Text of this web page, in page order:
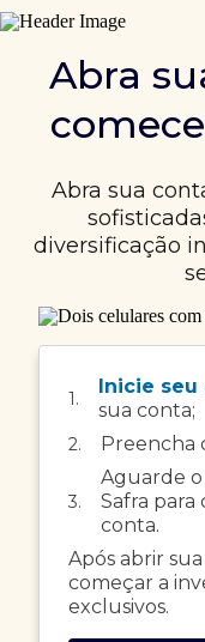
Abra
Abra sua
diversificação
1.
Inicie seu
sua conta;
2. Preencha
3.
Aguarde
Safra
conta.
Após abrir
começar a
exclusivos.